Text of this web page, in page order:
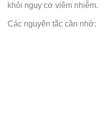
khỏi nguy cơ viêm nhiễm.
Các nguyên tắc cần nhớ: